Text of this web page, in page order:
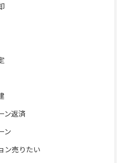
ン返済
ン
ン売りたい